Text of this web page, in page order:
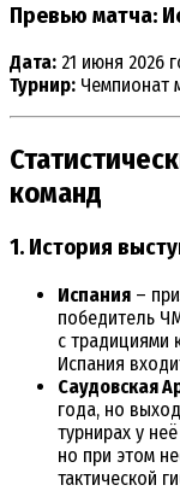
Превью матча:
Дата: 21 июня 2026
Турнир: Чемпионат
команд
1. История
Испания –
победитель
с традициями
Испания
Саудовская
года, но
турнирах у
но при этом
тактической